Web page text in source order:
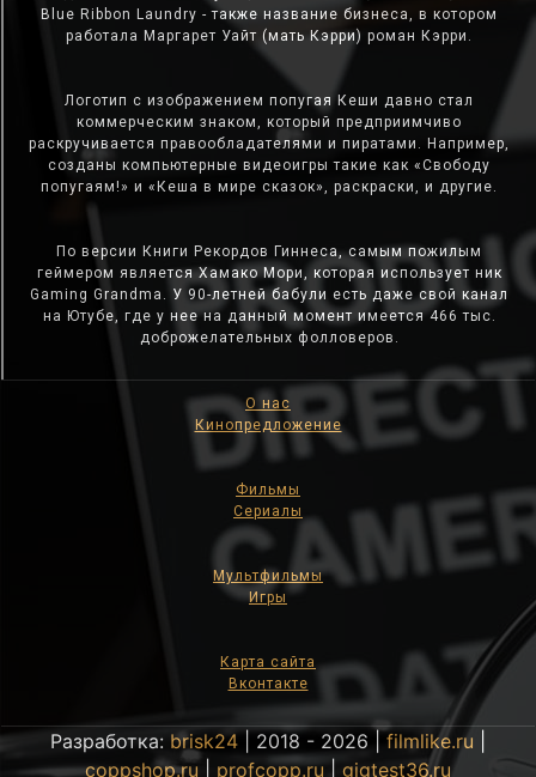
Blue Ribbon Laundry - также название бизнеса, в котором
работала Маргарет Уайт (мать Кэрри) роман Кэрри.
Логотип с изображением попугая Кеши давно стал
коммерческим знаком, который предприимчиво
раскручивается правообладателями и пиратами. Например,
созданы компьютерные видеоигры такие как «Свободу
попугаям!» и «Кеша в мире сказок», раскраски, и другие.
По версии Книги Рекордов Гиннеса, самым пожилым
геймером является Хамако Мори, которая использует ник
Gaming Grandma. У 90-летней бабули есть даже свой канал
на Ютубе, где у нее на данный момент имеется 466 тыс.
доброжелательных фолловеров.
О нас
Кинопредложение
Фильмы
Сериалы
Мультфильмы
Игры
Карта сайта
Вконтакте
Разработка: brisk24 | 2018 - 2026 | filmlike.ru
coppshop.ru
profcopp.ru gigtest36.ru